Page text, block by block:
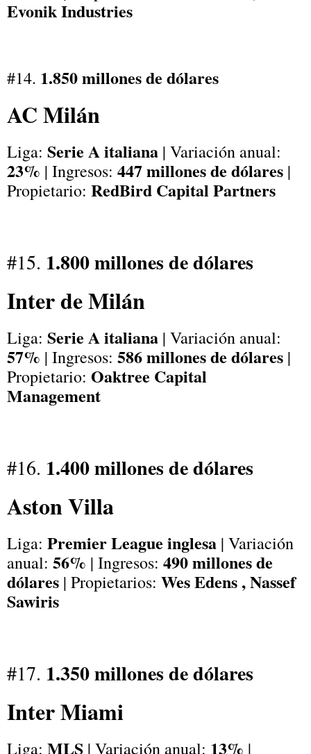
Evonik Industries
#14. 1.850 millones de dólares
AC Milán
Liga: Serie A italiana | Variación anual:
23% | Ingresos: 447 millones de dólares |
Propietario: RedBird Capital Partners
#15. 1.800 millones de dólares
Inter de Milán
Liga: Serie A italiana | Variación anual:
57% | Ingresos: 586 millones de dólares |
Propietario: Oaktree Capital
Management
#16. 1.400 millones de dólares
Aston Villa
Liga: Premier League inglesa | Variación
anual: 56% | Ingresos: 490 millones de
dólares | Propietarios: Wes Edens , Nassef
Sawiris
#17. 1.350 millones de dólares
Inter Miami
Liga: MLS | Variación anual: 13% |